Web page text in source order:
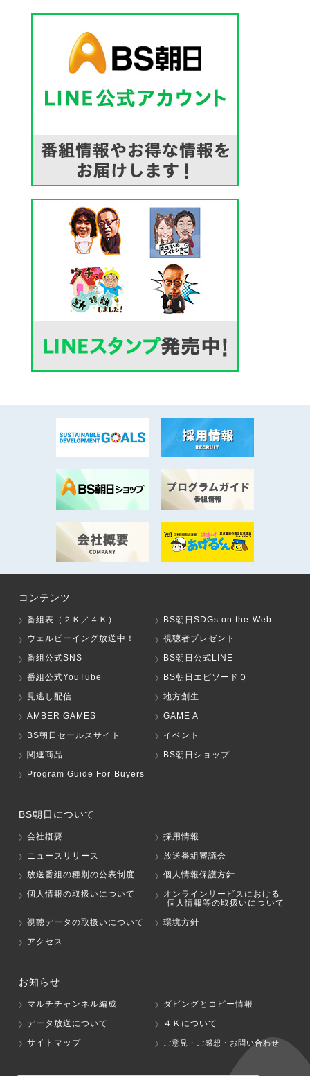
コンテンツ
番組表（２Ｋ／４Ｋ）
BS朝日SDGs on the Web
ウェルビーイング放送中！
視聴者プレゼント
番組公式SNS
BS朝日公式LINE
番組公式YouTube
BS朝日エピソード０
見逃し配信
地方創生
AMBER GAMES
GAME A
BS朝日セールスサイト
イベント
関連商品
BS朝日ショップ
Program Guide For Buyers
BS朝日について
会社概要
採用情報
ニュースリリース
放送番組審議会
放送番組の種別の公表制度
個人情報保護方針
個人情報の取扱いについて
オンラインサービスにおける
個人情報等の取扱いについて
視聴データの取扱いについて
環境方針
アクセス
お知らせ
マルチチャンネル編成
ダビングとコピー情報
データ放送について
４Ｋについて
サイトマップ
ご意見・ご感想・お問い合わせ